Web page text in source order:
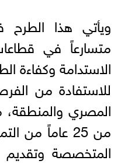
ويأتي هذا
متسارعاً في
الاستدامة وكفاءة
للاستفادة من
المصري والمنطقة،
من 25 عاماً من
المتخصصة وتقديم